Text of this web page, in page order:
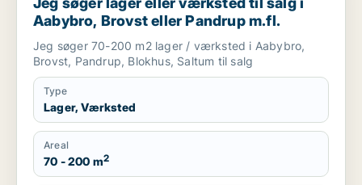
Aabybro, Brovst eller Pandrup m.fl.
Jeg søger 70-200 m2 lager / værksted i Aabybro,
Brovst, Pandrup, Blokhus, Saltum til salg
Type
Lager, Værksted
Areal
70 - 200 m2